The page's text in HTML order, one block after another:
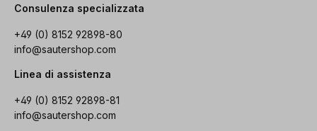
Consulenza specializzata
+49 (0) 8152 92898-80
info@sautershop.com
Linea di assistenza
+49 (0) 8152 92898-81
info@sautershop.com